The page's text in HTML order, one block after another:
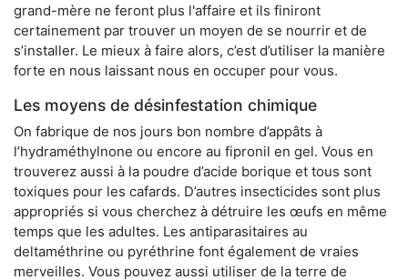
grand-mère ne feront plus l'affaire et ils finiront
certainement par trouver un moyen de se nourrir et de
s’installer. Le mieux à faire alors, c’est d’utiliser la manière
forte en nous laissant nous en occuper pour vous.
Les moyens de désinfestation chimique
On fabrique de nos jours bon nombre d’appâts à
l’hydraméthylnone ou encore au fipronil en gel. Vous en
trouverez aussi à la poudre d’acide borique et tous sont
toxiques pour les cafards. D’autres insecticides sont plus
appropriés si vous cherchez à détruire les œufs en même
temps que les adultes. Les antiparasitaires au
deltaméthrine ou pyréthrine font également de vraies
merveilles. Vous pouvez aussi utiliser de la terre de